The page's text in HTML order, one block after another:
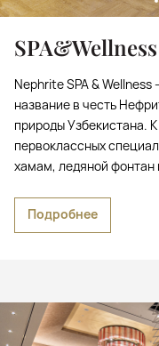
SPA&Wellness
Nephrite SPA &
название в честь
природы Узбекистана.
первоклассных
хамам, ледяной фонтан
Подробнее